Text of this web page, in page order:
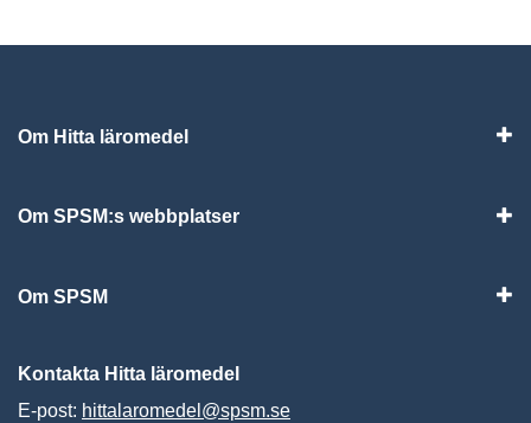
Om Hitta läromedel
Om SPSM:s webbplatser
Om SPSM
Kontakta Hitta läromedel
E-post: hittalaromedel@spsm.se